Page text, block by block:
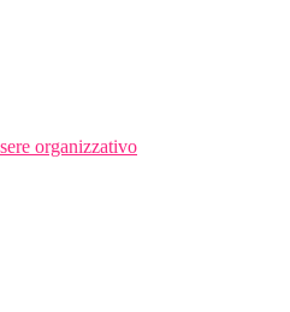
organizzativo